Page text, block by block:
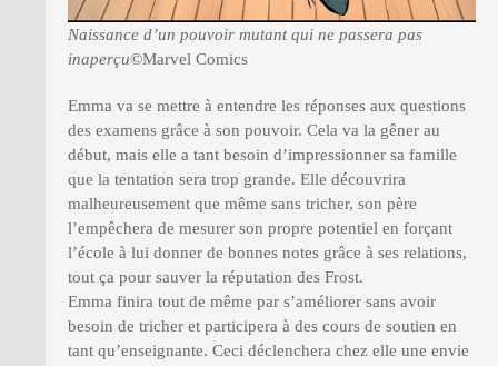
Naissance d’un pouvoir mutant qui ne passera pas
inaperçu©Marvel Comics
Emma va se mettre à entendre les réponses aux questions
des examens grâce à son pouvoir. Cela va la gêner au
début, mais elle a tant besoin d’impressionner sa famille
que la tentation sera trop grande. Elle découvrira
malheureusement que même sans tricher, son père
l’empêchera de mesurer son propre potentiel en forçant
l’école à lui donner de bonnes notes grâce à ses relations,
tout ça pour sauver la réputation des Frost.
Emma finira tout de même par s’améliorer sans avoir
besoin de tricher et participera à des cours de soutien en
tant qu’enseignante. Ceci déclenchera chez elle une envie